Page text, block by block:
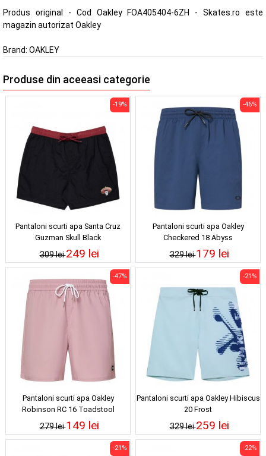
Produs original - Cod Oakley FOA405404-6ZH - Skates.ro este
magazin autorizat Oakley
Brand: OAKLEY
Produse din aceeasi categorie
Pantaloni scurti apa Santa Cruz
Guzman Skull Black
309 lei
-19%
249 lei
Pantaloni scurti apa Oakley
Checkered 18 Abyss
329 lei
-46%
179 lei
Pantaloni scurti apa Oakley
Robinson RC 16 Toadstool
279 lei
-47%
149 lei
Pantaloni scurti apa Oakley Hibiscus
20 Frost
329 lei
-21%
259 lei
-21% -22%